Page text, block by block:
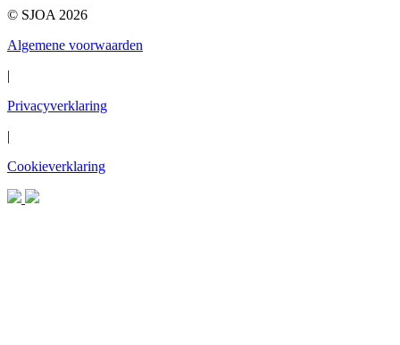
© SJOA 2026
Algemene voorwaarden
|
Privacyverklaring
|
Cookieverklaring